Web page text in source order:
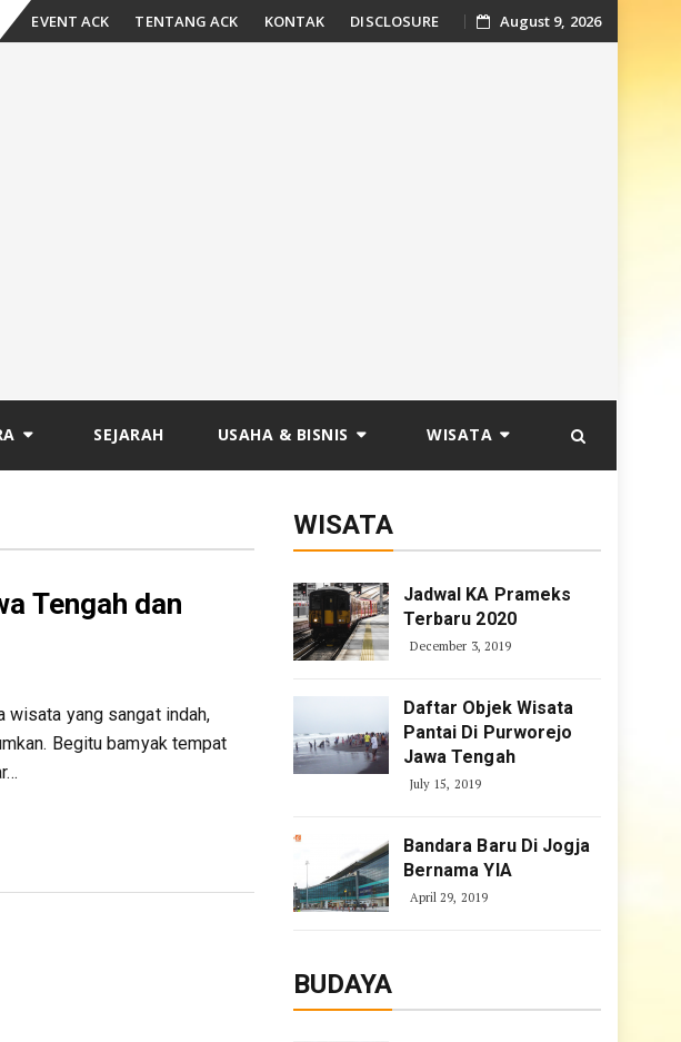
SkipEVENT ACK TENTANG ACK KONTAK DISCLOSURE August 9, 2026
SEJARAH USAHA & BISNIS WISATA
Tengah dan
wisata yang sangat indah,
Begitu bamyak tempat
WISATA
Jadwal KA Prameks
Terbaru 2020
December 3, 2019
Daftar Objek Wisata
Pantai Di Purworejo
Jawa Tengah
July 15, 2019
Bandara Baru Di Jogja
Bernama YIA
April 29, 2019
BUDAYA